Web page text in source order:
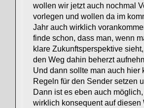
wollen wir jetzt auch nochmal
vorlegen und wollen da im
Jahr auch wirklich
finde schon, dass man, wenn
klare Zukunftsperspektive
den Weg dahin beherzt
Und dann sollte man auch hier
Regeln für den Sender setzen
Dann ist es eben auch
wirklich konsequent auf diesen